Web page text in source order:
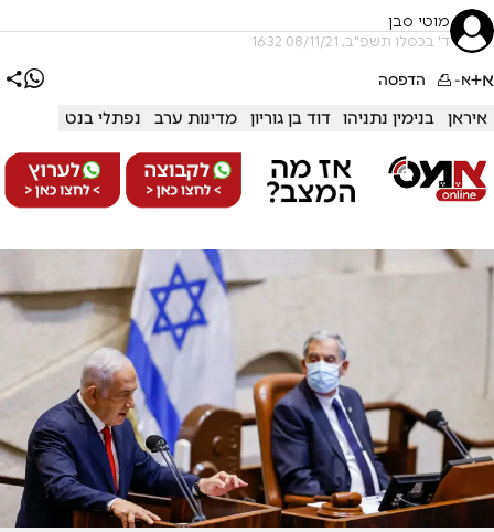
מוטי סבן
ד' בכסלו תשפ"ב, 08/11/21 16:32
א+א- הדפסה
איראן בנימין נתניהו דוד בן גוריון מדינות ערב נפתלי בנט